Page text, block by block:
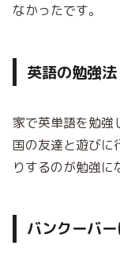
なかったです。
英語の勉強法
家で英単語を勉強
国の友達と遊びに
りするのが勉強に
バンクーバ